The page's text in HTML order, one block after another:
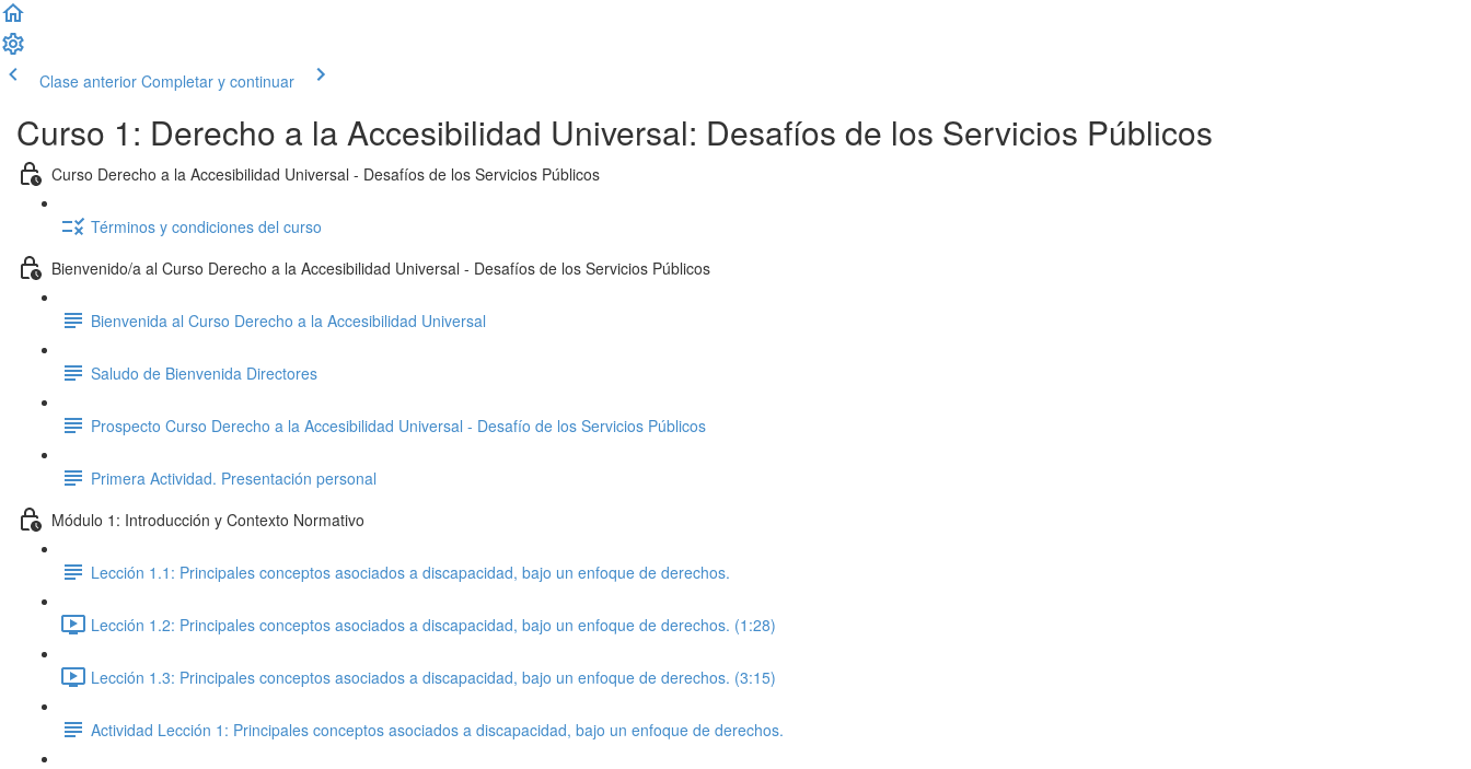
Clase anterior Completar y continuar
Curso 1: Derecho a la Accesibilidad Universal: Desafíos de los Servicios Públicos
Curso Derecho a la Accesibilidad Universal - Desafíos de los Servicios Públicos
Términos y condiciones del curso
Bienvenido/a al Curso Derecho a la Accesibilidad Universal - Desafíos de los Servicios Públicos
Bienvenida al Curso Derecho a la Accesibilidad Universal
Saludo de Bienvenida Directores
Prospecto Curso Derecho a la Accesibilidad Universal - Desafío de los Servicios Públicos
Primera Actividad. Presentación personal
Módulo 1: Introducción y Contexto Normativo
Lección 1.1: Principales conceptos asociados a discapacidad, bajo un enfoque de derechos.
Lección 1.2: Principales conceptos asociados a discapacidad, bajo un enfoque de derechos. (1:28)
Lección 1.3: Principales conceptos asociados a discapacidad, bajo un enfoque de derechos. (3:15)
Actividad Lección 1: Principales conceptos asociados a discapacidad, bajo un enfoque de derechos.